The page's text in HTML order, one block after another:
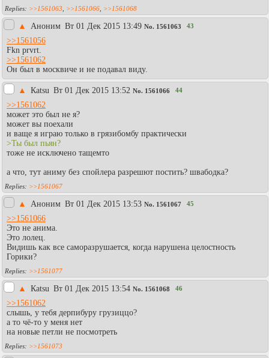
>>1561063 >>1561066 >>1561068
▲ Аноним Вт 01 Дек 2015 13:49 No. 1561063 43
>>1561056
Fkn prvrt.
>>1561062
Он был в москвиче и не подавал виду.
▲ Каtsu Вт 01 Дек 2015 13:52 No. 1561066 44
>>1561062
может это был не я?
может вы поехали
и ваще я играю только в грязибомбу практически
>Ты был пьян?
тоже не исключено тащемто
а что, тут аниму без спойлера разрешют постить? швабодка?
>>1561067
▲ Аноним Вт 01 Дек 2015 13:53 No. 1561067 45
>>1561066
Это не анима.
Это лолец.
Видишь как все саморазрушается, когда нарушена целостность
Горики?
>>1561077
▲ Каtsu Вт 01 Дек 2015 13:54 No. 1561068 46
>>1561062
слышь, у тебя дерпибуру грузиццо?
а то чё-то у меня нет
на новые петли не посмотреть
>>1561073